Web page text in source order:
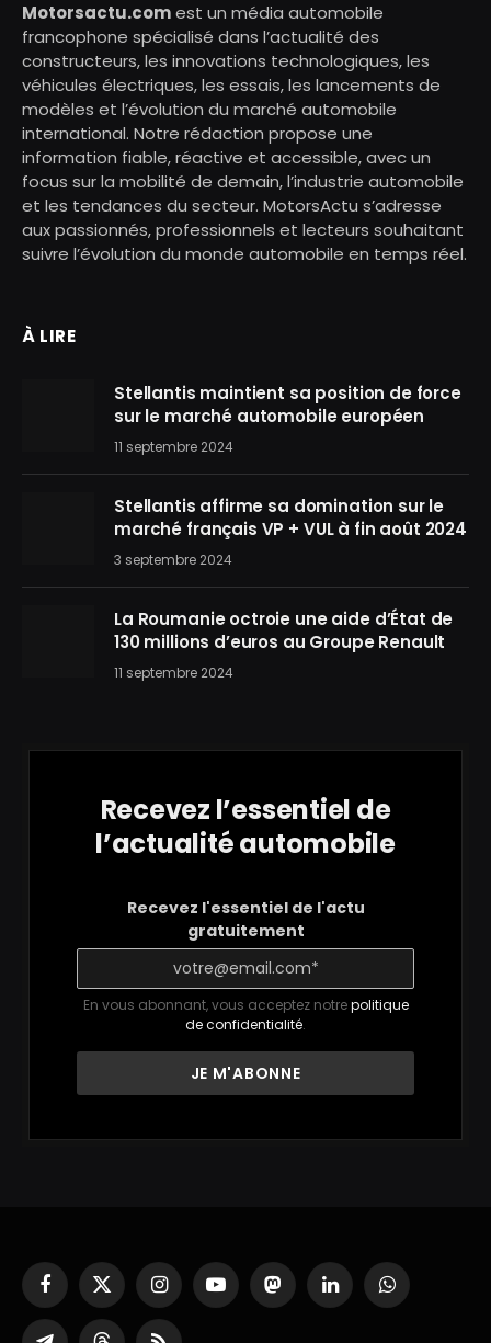
Motorsactu.comest un média automobile
francophone spécialisé dans l’actualité des
constructeurs, les innovations technologiques, les
véhicules électriques, les essais, les lancements de
modèles et l’évolution du marché automobile
international. Notre rédaction propose une
information fiable, réactive et accessible, avec un
focus sur la mobilité de demain, l’industrie automobile
et les tendances du secteur. MotorsActu s’adresse
aux passionnés, professionnels et lecteurs souhaitant
suivre l’évolution du monde automobile en temps réel.
À LIRE
Stellantis maintient sa position de force
sur le marché automobile européen
11 septembre 2024
Stellantis affirme sa domination sur le
marché français VP + VUL à fin août 2024
3 septembre 2024
La Roumanie octroie une aide d’État de
130 millions d’euros au Groupe Renault
11 septembre 2024
Recevez l’essentiel de
l’actualité automobile
Recevez l'essentiel de l'actu
gratuitement
En vous abonnant, vous acceptez notrepolitique
de confidentialité.
Facebook
X
(Twitter)
InstagramYouTubeMastodonLinkedInWhatsApp